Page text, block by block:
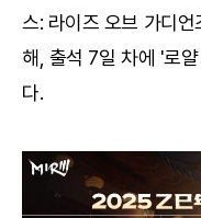
스: 라이즈 오브 가디
해, 출석 7일 차에 '로
다.